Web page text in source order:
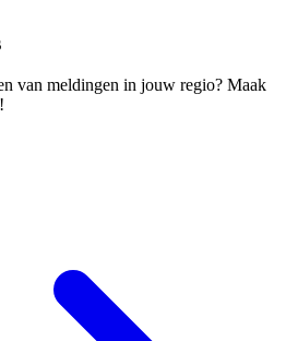
van meldingen in jouw regio? Maak